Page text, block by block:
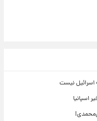
اسرائیل نیست
اسپانیا